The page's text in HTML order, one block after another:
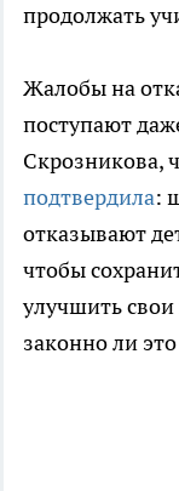
продолжать
Жалобы на
поступают
Скрозникова,
подтвердила:
отказывают
чтобы
улучшить
законно ли